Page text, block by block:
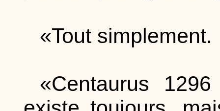
«Tout simplement.
«Centaurus